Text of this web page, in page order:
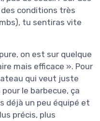
conditions très
tu sentiras vite
on est sur quelque
mais efficace ». Pour
qui veut juste
le barbecue, ça
déjà un peu équipé et
précis, plus